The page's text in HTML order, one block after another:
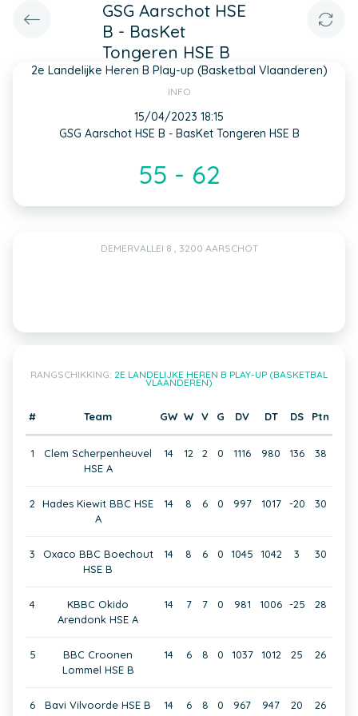
GSG Aarschot HSE
B - BasKet
Tongeren HSE B
2e Landelijke Heren B Play-up (Basketbal Vlaanderen)
INFO
15/04/2023 18:15
GSG Aarschot HSE B - BasKet Tongeren HSE B
55 - 62
DEMERVALLEI 8 , 3200 AARSCHOT
RANGSCHIKKING: 2E LANDELIJKE HEREN B PLAY-UP (BASKETBAL
VLAANDEREN)
# Team GW W V G DV DT DS Ptn
1
Clem Scherpenheuvel
HSE A
14 12 2 0 1116 980 136 38
2
Hades Kiewit BBC HSE
A
14 8 6 0 997 1017 -20 30
3
Oxaco BBC Boechout
HSE B
14 8 6 0 1045 1042 3 30
4
KBBC Okido
Arendonk HSE A
14 7 7 0 981 1006 -25 28
5
BBC Croonen
Lommel HSE B
14 6 8 0 1037 1012 25 26
6 Bavi Vilvoorde HSE B 14 6 8 0 967 947 20 26